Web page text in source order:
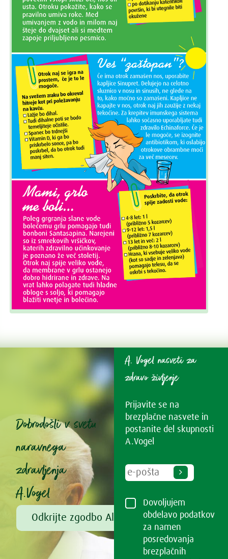
Dobrodošli v svetu
naravnega
zdravljenja
A.Vogel
Odkrijte zgodbo Alfreda Vogla
A. Vogel nasveti za
zdravo življenje
Prijavite se na
brezplačne nasvete in
postanite del skupnosti
A.Vogel
Dovoljujem
obdelavo podatkov
za namen
posredovanja
brezplačnih